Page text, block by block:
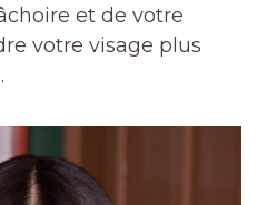
et de votre
votre visage plus